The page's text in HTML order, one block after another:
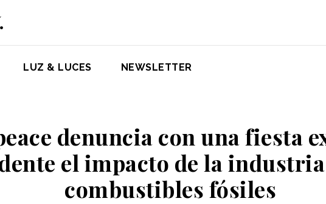
LUZ & LUCES NEWSLETTER
denuncia con una fiesta
el impacto de la
combustibles fósiles